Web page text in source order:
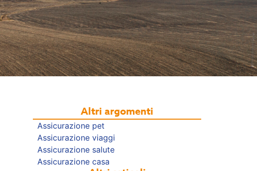
Altri argomenti
Assicurazione pet
Assicurazione viaggi
Assicurazione salute
Assicurazione casa